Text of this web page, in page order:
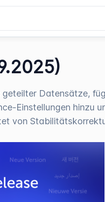
geteilter Datensätze,
Einstellungen hinzu
von